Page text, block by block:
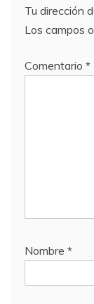
Tu dirección
Los campos
Comentario *
Nombre *